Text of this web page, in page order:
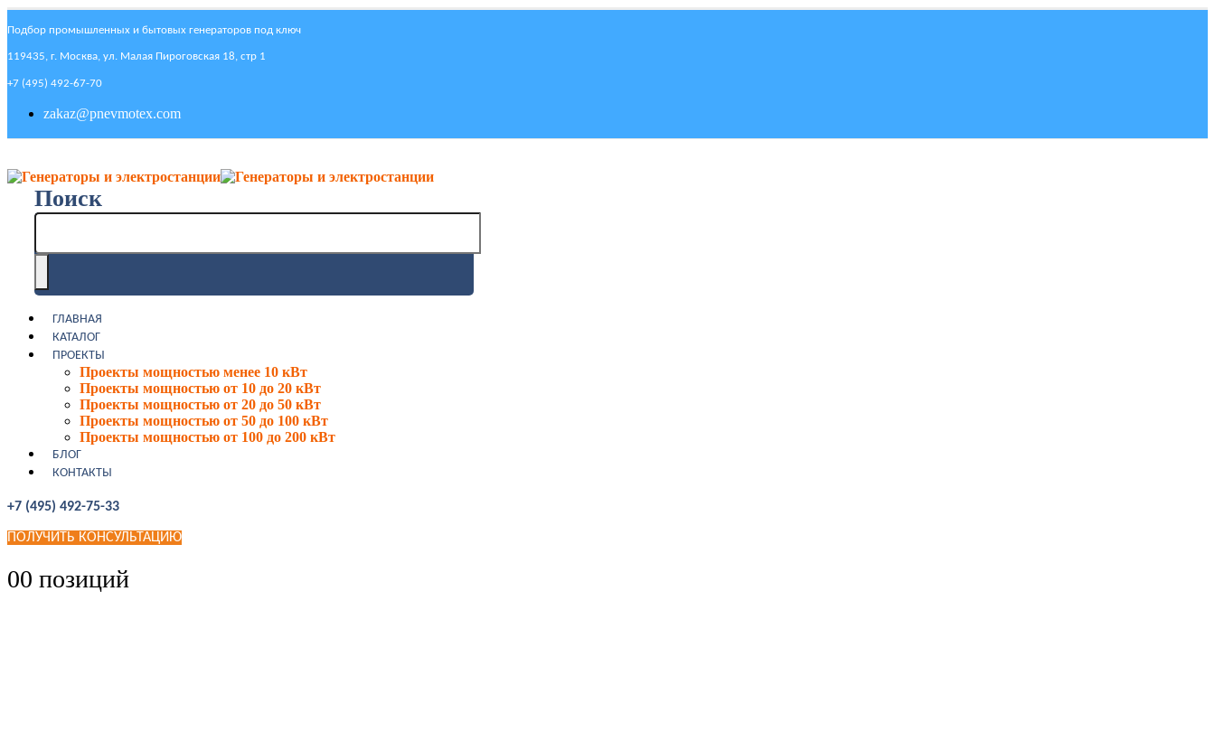
Подбор промышленных и бытовых генераторов под ключ
119435, г. Москва, ул. Малая Пироговская 18, стр 1
+7 (495) 492-67-70
zakaz@pnevmotex.com
Поиск
ГЛАВНАЯ
КАТАЛОГ
ПРОЕКТЫ
Проекты мощностью менее 10 кВт
Проекты мощностью от 10 до 20 кВт
Проекты мощностью от 20 до 50 кВт
Проекты мощностью от 50 до 100 кВт
Проекты мощностью от 100 до 200 кВт
БЛОГ
КОНТАКТЫ
+7 (495) 492-75-33
ПОЛУЧИТЬ КОНСУЛЬТАЦИЮ
00 позиций